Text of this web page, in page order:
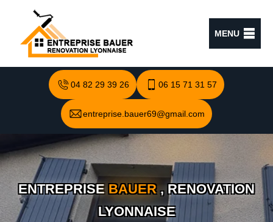
MENU
04 82 29 39 26 06 15 71 31 57
entreprise.bauer69@gmail.com
ENTREPRISE BAUER, RENOVATION
LYONNAISE